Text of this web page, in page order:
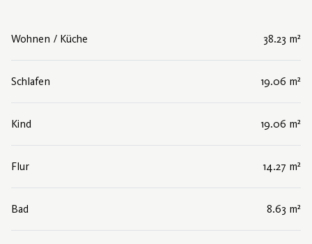
Wohnen / Küche 38.23 m²
Schlafen 19.06 m²
Kind 19.06 m²
Flur 14.27 m²
Bad 8.63 m²